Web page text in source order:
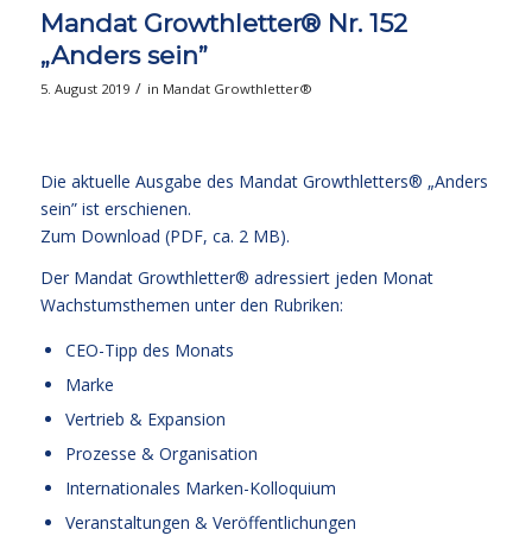
Mandat Growthletter® Nr. 152
„Anders sein”
5. August 2019 / in Mandat Growthletter®
Die aktuelle Ausgabe des Mandat Growthletters® „Anders
sein” ist erschienen.
Zum Download (PDF, ca. 2 MB).
Der Mandat Growthletter® adressiert jeden Monat
Wachstumsthemen unter den Rubriken:
CEO-Tipp des Monats
Marke
Vertrieb & Expansion
Prozesse & Organisation
Internationales Marken-Kolloquium
Veranstaltungen & Veröffentlichungen